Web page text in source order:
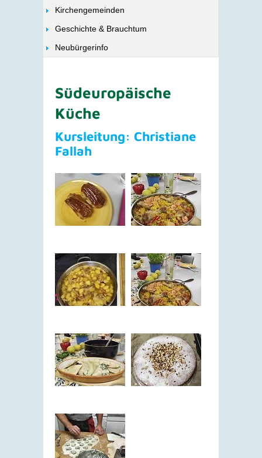
Kirchengemeinden
Geschichte & Brauchtum
Neubürgerinfo
Südeuropäische
Küche
Kursleitung: Christiane
Fallah